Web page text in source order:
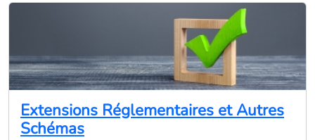
Extensions Réglementaires et Autres
Schémas